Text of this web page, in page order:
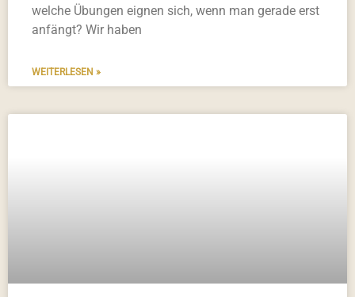
welche Übungen eignen sich, wenn man gerade erst
anfängt? Wir haben
WEITERLESEN »